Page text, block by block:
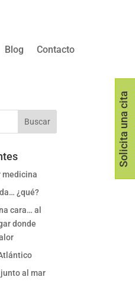
Blog Contacto
medicina
¿qué?
cara… al
donde
al mar
Solicita una cita